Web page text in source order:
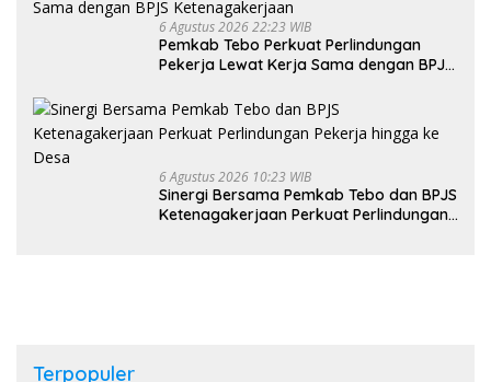
6 Agustus 2026 22:23 WIB
Pemkab Tebo Perkuat Perlindungan
Pekerja Lewat Kerja Sama dengan BPJS
6 Agustus 2026 10:23 WIB
Sinergi Bersama Pemkab Tebo dan BPJS
Ketenagakerjaan Perkuat Perlindungan
Terpopuler